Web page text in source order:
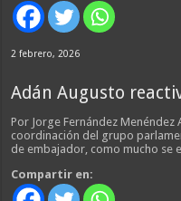
2 febrero, 2026
Adán Augusto
Por Jorge Fernández
coordinación del grupo
de embajador, como mucho se
Compartir en: